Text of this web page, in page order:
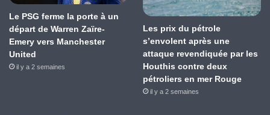
Le PSG ferme la porte à un
départ de Warren Zaïre-
Emery vers Manchester
United
il y a 2 semaines
Les prix du pétrole
s’envolent après une
attaque revendiquée par les
Houthis contre deux
pétroliers en mer Rouge
il y a 2 semaines